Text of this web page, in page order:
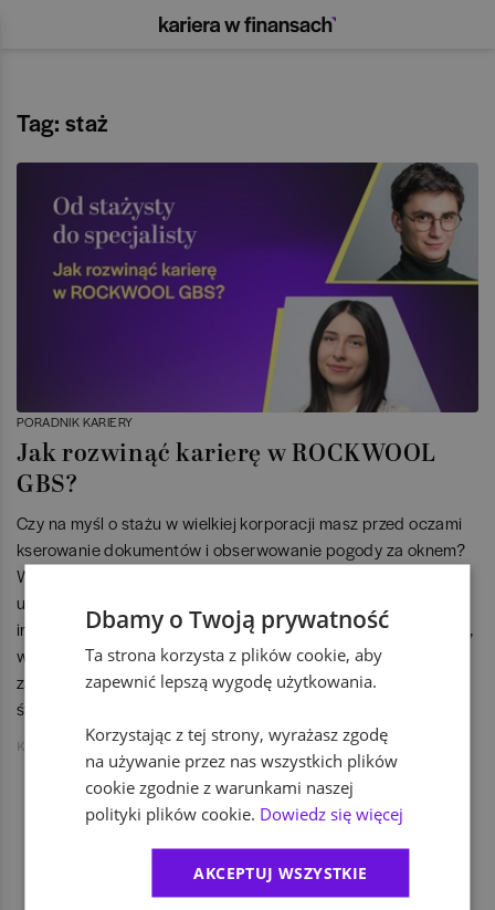
Tag: staż
PORADNIK KARIERY
Jak rozwinąć karierę w ROCKWOOL
GBS?
Czy na myśl o stażu w wielkiej korporacji masz przed oczami
kserowanie dokumentów i obserwowanie pogody za oknem?
W ROCKWOOL GBS w Poznaniu od 2016 roku skutecznie
udowadniamy, że początek kariery może wyglądać zupełnie
inaczej. Z zespołem ponad 800 ekspertów tworzymy miejsce,
w którym staż nie jest tylko wpisem do CV, ale świadomie
zaprojektowanym, pierwszym krokiem w profesjonalnym
świecie biznesu.
Kasia Krzywosądzka
1
Dbamy o Twoją prywatność
Ta strona korzysta z plików cookie, aby
zapewnić lepszą wygodę użytkowania.
Korzystając z tej strony, wyrażasz zgodę
na używanie przez nas wszystkich plików
cookie zgodnie z warunkami naszej
polityki plików cookie. Dowiedz się więcej
AKCEPTUJ WSZYSTKIE